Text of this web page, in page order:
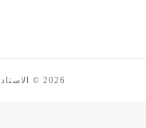
2026 © الاستاد الرياضي